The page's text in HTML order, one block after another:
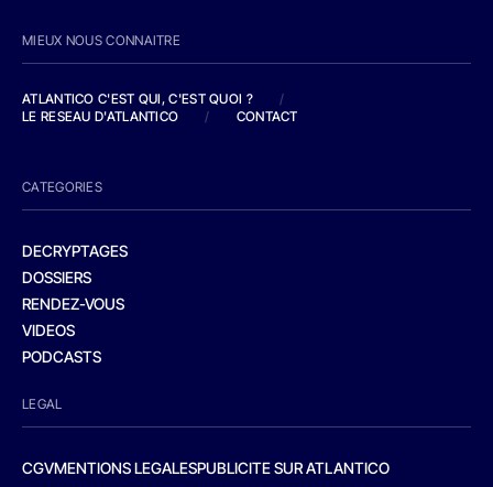
MIEUX NOUS CONNAITRE
ATLANTICO C'EST QUI, C'EST QUOI ?
/
LE RESEAU D'ATLANTICO
/ CONTACT
CATEGORIES
DECRYPTAGES
DOSSIERS
RENDEZ-VOUS
VIDEOS
PODCASTS
LEGAL
CGVMENTIONS LEGALESPUBLICITE SUR ATLANTICO